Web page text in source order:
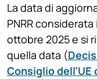
La data di
PNRR
ottobre 2025 e si
quella data (
Consiglio